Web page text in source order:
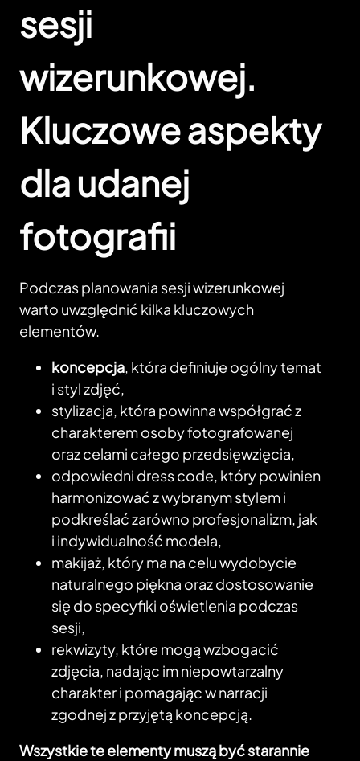
sesji
wizerunkowej.
Kluczowe aspekty
dla udanej
fotografii
Podczas planowania sesji wizerunkowej
warto uwzględnić kilka kluczowych
elementów.
koncepcja, która definiuje ogólny temat
i styl zdjęć,
stylizacja, która powinna współgrać z
charakterem osoby fotografowanej
oraz celami całego przedsięwzięcia,
odpowiedni dress code, który powinien
harmonizować z wybranym stylem i
podkreślać zarówno profesjonalizm, jak
i indywidualność modela,
makijaż, który ma na celu wydobycie
naturalnego piękna oraz dostosowanie
się do specyfiki oświetlenia podczas
sesji,
rekwizyty, które mogą wzbogacić
zdjęcia, nadając im niepowtarzalny
charakter i pomagając w narracji
zgodnej z przyjętą koncepcją.
Wszystkie te elementy muszą być starannie